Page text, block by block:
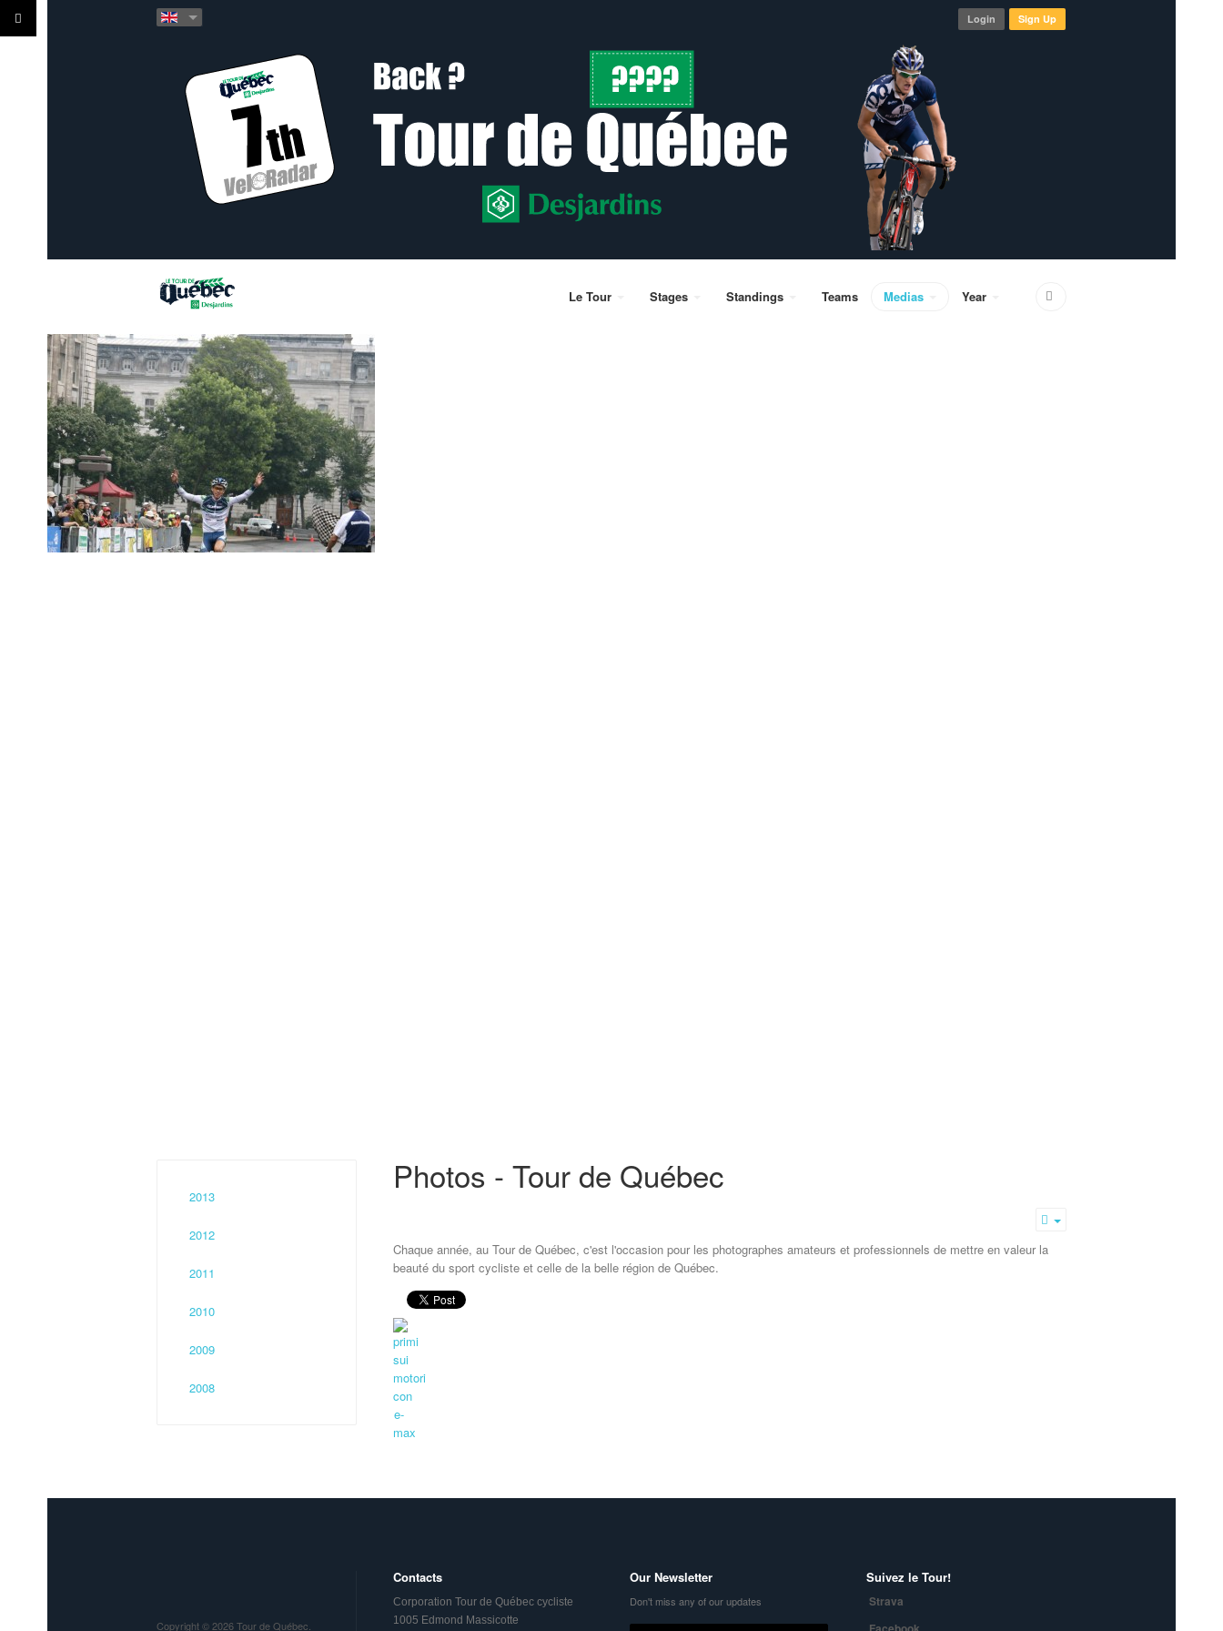
Login Sign Up
Le Tour Stages Standings Teams Medias Year
Photos - Tour de Québec
Chaque année, au Tour de Québec, c'est l'occasion pour les photographes amateurs et professionnels de mettre en valeur la
beauté du sport cycliste et celle de la belle région de Québec.
2013
2012
2011
2010
2009
2008
Copyright © 2026 Tour de Québec.
Contacts
Corporation Tour de Québec cycliste
1005 Edmond Massicotte
Our Newsletter
Don't miss any of our updates
Suivez le Tour!
Strava